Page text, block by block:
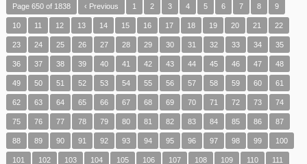
Page 650 of 1838 ‹ Previous 1 2 3 4 5 6 7 8 9
10 11 12 13 14 15 16 17 18 19 20 21 22
23 24 25 26 27 28 29 30 31 32 33 34 35
36 37 38 39 40 41 42 43 44 45 46 47 48
49 50 51 52 53 54 55 56 57 58 59 60 61
62 63 64 65 66 67 68 69 70 71 72 73 74
75 76 77 78 79 80 81 82 83 84 85 86 87
88 89 90 91 92 93 94 95 96 97 98 99 100
101 102 103 104 105 106 107 108 109 110 111